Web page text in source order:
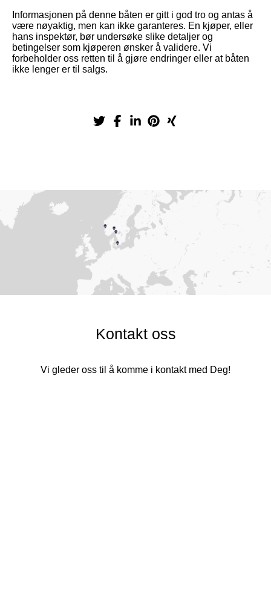
Informasjonen på denne båten er gitt i god tro og antas å
være nøyaktig, men kan ikke garanteres. En kjøper, eller
hans inspektør, bør undersøke slike detaljer og
betingelser som kjøperen ønsker å validere. Vi
forbeholder oss retten til å gjøre endringer eller at båten
ikke lenger er til salgs.
Kontakt oss
Vi gleder oss til å komme i kontakt med Deg!